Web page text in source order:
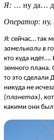
Я: … ну да…
Оператор: ну,
Я: сейчас… так
замелькали в
кто куда
земного плана.
то это
никуда не
(планетах),
какими они